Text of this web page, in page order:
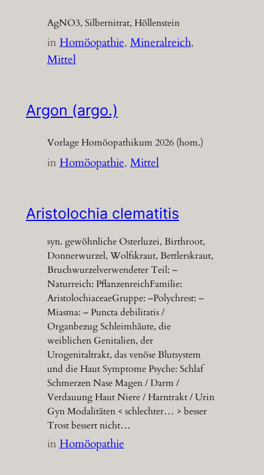
AgNO3, Silbernitrat, Höllenstein
inHomöopathie, Mineralreich
Mittel
Argon (argo.)
Vorlage Homöopathikum 2026 (hom.)
inHomöopathie, Mittel
Aristolochia clematitis
syn. gewöhnliche Osterluzei, Birthroot,
Donnerwurzel, Wolfskraut, Bettlerskraut,
Bruchwurzelverwendeter Teil: –
Naturreich: PflanzenreichFamilie:
AristolochiaceaeGruppe: –Polychrest: –
Miasma: – Puncta debilitatis /
Organbezug Schleimhäute, die
weiblichen Genitalien, der
Urogenitaltrakt, das venöse Blutsystem
und die Haut Symptome Psyche: Schlaf
Schmerzen Nase Magen / Darm /
Verdauung Haut Niere / Harntrakt / Urin
Gyn Modalitäten < schlechter… > besser
Trost bessert nicht…
inHomöopathie